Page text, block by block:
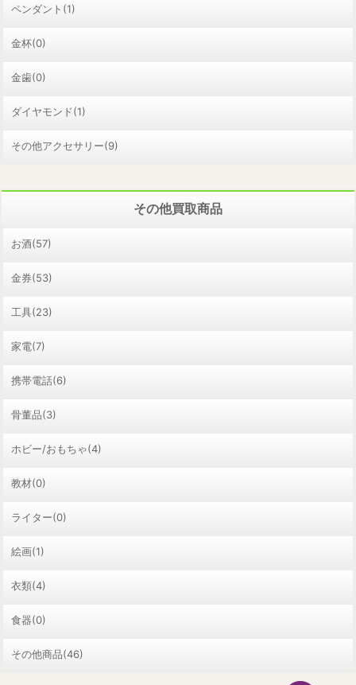
ペンダント(1)
金杯(0)
金歯(0)
ダイヤモンド(1)
その他アクセサリー(9)
その他買取商品
お酒(57)
金券(53)
工具(23)
家電(7)
携帯電話(6)
骨董品(3)
ホビー/おもちゃ(4)
教材(0)
ライター(0)
絵画(1)
衣類(4)
食器(0)
その他商品(46)